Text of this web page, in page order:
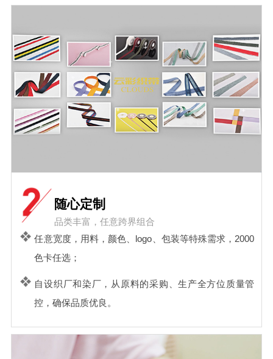
随心定制
品类丰富，任意跨界组合
任意宽度，用料，颜色、logo、包装等特殊需求，2000
色卡任选；
自设织厂和染厂，从原料的采购、生产全方位质量管
控，确保品质优良。